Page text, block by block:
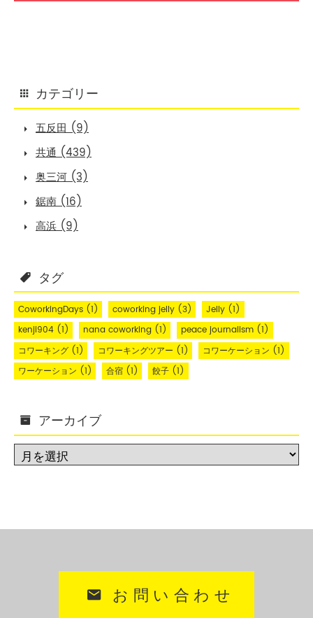
カテゴリー
五反田 (9)
共通 (439)
奥三河 (3)
鋸南 (16)
高浜 (9)
タグ
CoworkingDays(1) coworking jelly(3) Jelly(1)
kenji904(1) nana coworking(1) peace journalism(1)
コワーキング(1) コワーキングツアー (1) コワーケーション (1)
ワーケーション (1) 合宿(1) 餃子(1)
アーカイブ
お問い合わせ